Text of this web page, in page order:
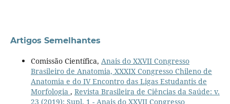
Artigos Semelhantes
Comissão Científica, Anais do XXVII Congresso
Brasileiro de Anatomia, XXXIX Congresso Chileno de
Anatomia e do IV Encontro das Ligas Estudantis de
Morfologia , Revista Brasileira de Ciências da Saúde: v.
23 (2019): Supl. 1 - Anais do XXVII Congresso